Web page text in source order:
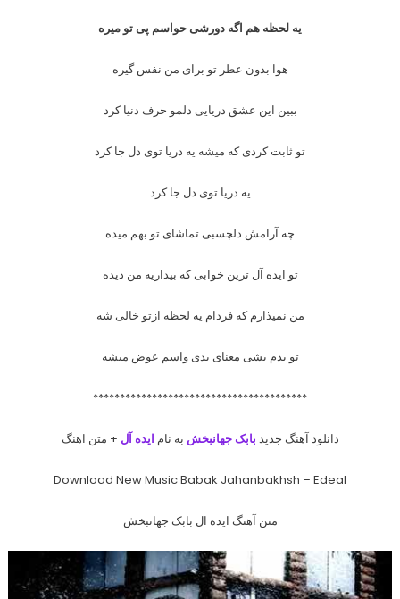
یه لحظه هم اگه دورشی حواسم پی تو میره
هوا بدون عطر تو برای من نفس گیره
ببین این عشق دریایی دلمو حرف دنیا کرد
تو ثابت کردی که میشه یه دریا توی دل جا کرد
یه دریا توی دل جا کرد
چه آرامش دلچسبی تماشای تو بهم میده
تو ایده آل ترین خوابی که بیداریه من دیده
من نمیذارم که فردام یه لحظه ازتو خالی شه
تو بدم بشی معنای بدی واسم عوض میشه
****************************************
دانلود آهنگ جدید بابک جهانبخش به نام ایده آل + متن اهنگ
Download New Music Babak Jahanbakhsh – Edeal
متن آهنگ ایده ال بابک جهانبخش